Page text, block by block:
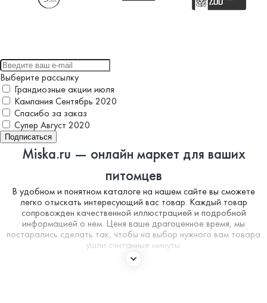
Выберите рассылку
Грандиозные акции июля
Кампания Сентябрь 2020
Спасибо за заказ
Супер Август 2020
Подписаться
Miska.ru — онлайн маркет для ваших
питомцев
В удобном и понятном каталоге на нашем сайте вы сможете
легко отыскать интересующий вас товар. Каждый товар
сопровожден качественной иллюстрацией и подробной
информацией о нем. Ценя ваше драгоценное время, мы
постарались сделать так, чтобы на выбор нужного вам товара
ушли считанные минуты.